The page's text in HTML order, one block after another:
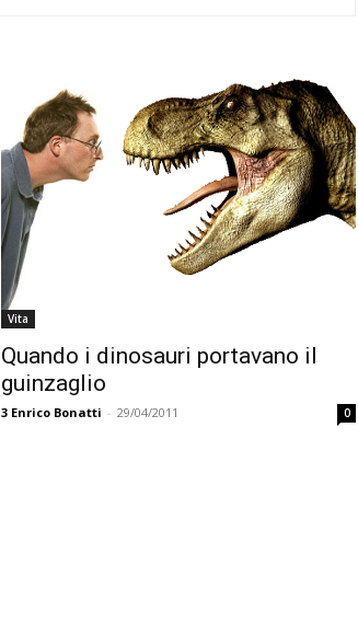
Vita
Quando i dinosauri portavano il
guinzaglio
3 Enrico Bonatti - 29/04/2011 0